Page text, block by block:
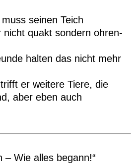
seinen Teich
nicht quakt sondern ohren-
halten das nicht mehr
er weitere Tiere, die
aber eben auch
– Wie alles begann!“